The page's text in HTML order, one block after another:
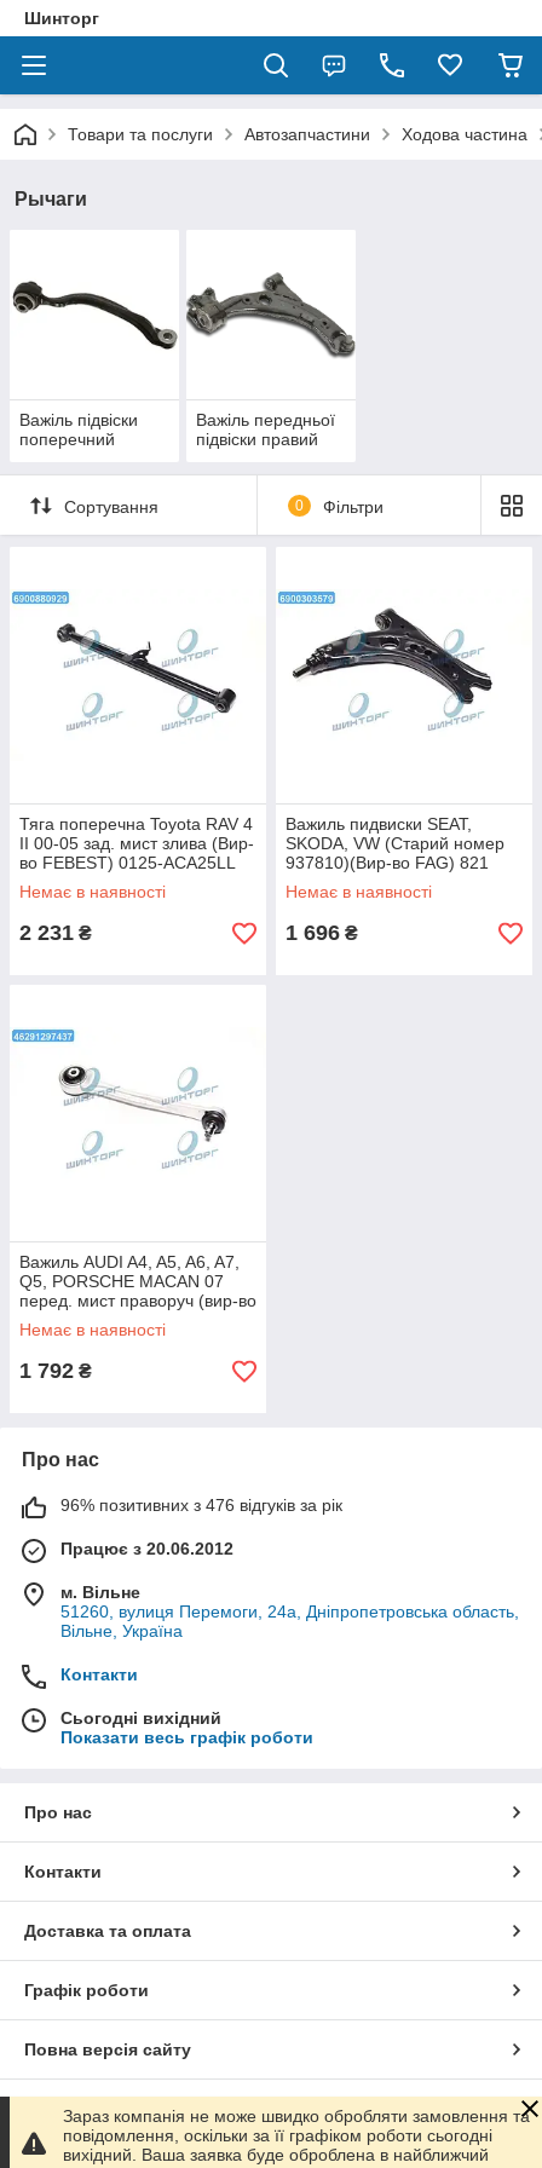
Шинторг
Товари та послуги Автозапчастини Ходова частина
Рычаги
Важіль підвіски
поперечний
Важіль передньої
підвіски правий
Сортування 0 Фільтри
Тяга поперечна Toyota RAV 4
II 00-05 зад. мист злива (Вир-
во FEBEST) 0125-ACA25LL
UA60
Немає в наявності
2 231 ₴
Важиль пидвиски SEAT,
SKODA, VW (Старий номер
937810)(Вир-во FAG) 821
0066 10 UA60
Немає в наявності
1 696 ₴
Важиль AUDI A4, A5, A6, A7,
Q5, PORSCHE MACAN 07
перед. мист праворуч (вир-во
SIDEM) 37171 UA60
Немає в наявності
1 792 ₴
Про нас
96% позитивних з 476 відгуків за рік
Працює з 20.06.2012
м. Вільне
51260, вулиця Перемоги, 24а, Дніпропетровська область,
Вільне, Україна
Контакти
Сьогодні вихідний
Показати весь графік роботи
Про нас
Контакти
Доставка та оплата
Графік роботи
Повна версія сайту
Сайт створено на маркетплейсі Prom.ua
Зараз компанія не може швидко обробляти замовлення та
повідомлення, оскільки за її графіком роботи сьогодні
вихідний. Ваша заявка буде оброблена в найближчий